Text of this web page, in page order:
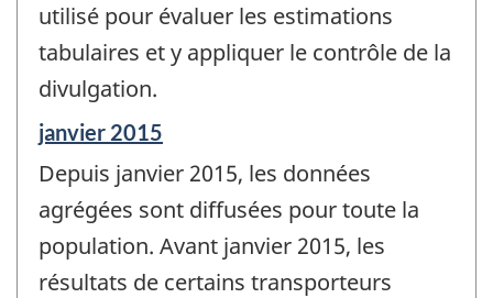
utilisé pour évaluer les estimations
tabulaires et y appliquer le contrôle de la
divulgation.
Période
référence
de
changement
-
janvier 2015
Depuis janvier 2015, les données
agrégées sont diffusées pour toute la
population. Avant janvier 2015, les
résultats de certains transporteurs